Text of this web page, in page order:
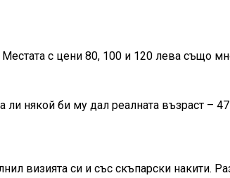
с цени 80, 100 и 120 лева също
някой би му дал реалната възраст – 47
визията си и със скъпарски накити.